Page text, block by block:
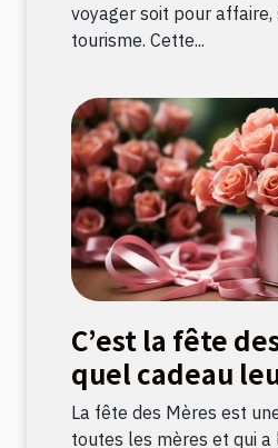
voyager soit pour
tourisme. Cette...
C’est la fête
quel cadeau
La fête des Mères est
toutes les mères et qui